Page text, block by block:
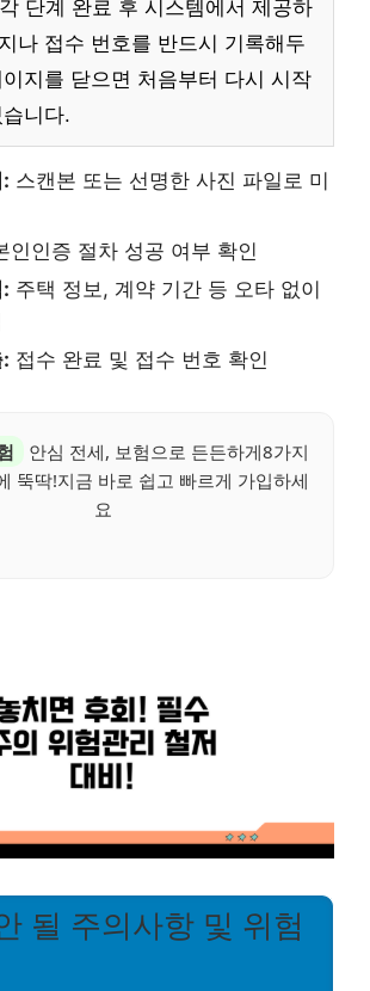
각 단계 완료 후 시스템에서 제공하
나 접수 번호를 반드시 기록해두
지를 닫으면 처음부터 다시 시작
니다.
스캔본 또는 선명한 사진 파일로 미
인인증 절차 성공 여부 확인
주택 정보, 계약 기간 등 오타 없이
접수 완료 및 접수 번호 확인
안심 전세, 보험으로 든든하게8가지
뚝딱!지금 바로 쉽고 빠르게 가입하세
요
될 주의사항 및 위험